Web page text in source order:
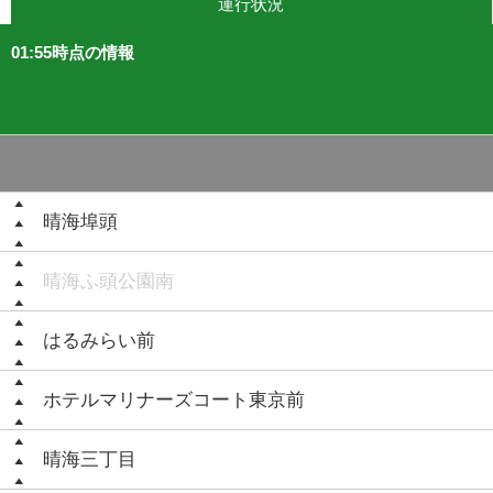
運行状況
01:55時点の情報
晴海埠頭
晴海ふ頭公園南
はるみらい前
ホテルマリナーズコート東京前
晴海三丁目